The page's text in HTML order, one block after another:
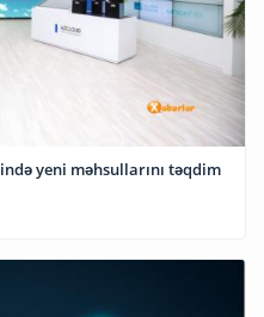
yeni məhsullarını təqdim